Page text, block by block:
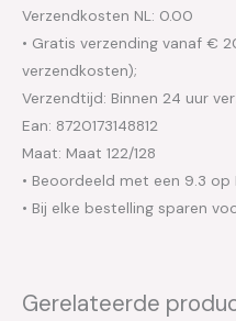
Verzendkosten NL: 0.00
• Gratis verzending vanaf €
verzendkosten);
Verzendtijd: Binnen 24 uur
Ean: 8720173148812
Maat: Maat 122/128
• Beoordeeld met een 9.3 op
• Bij elke bestelling sparen
Gerelateerde